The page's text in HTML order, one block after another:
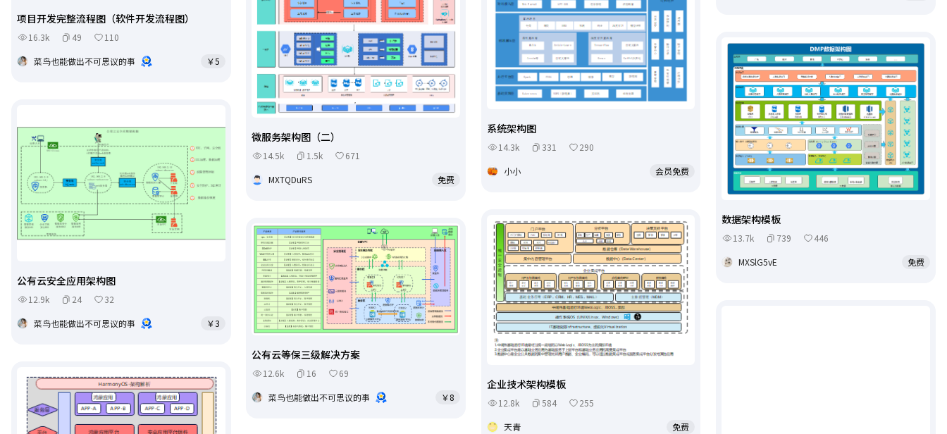
项目开发完整流程图（软件开发流程图）
16.3k 49
110
菜鸟也能做出不可思议的事
￥5
微服务架构图（二）
14.5k 1.5k
671
MXTQDuRS
免费
系统架构图
14.3k 331
290
小小
会员免费
数据架构模板
13.7k 739
446
MXSlG5vE
免费
公有云安全应用架构图
12.9k 24
32
菜鸟也能做出不可思议的事
￥3
企业技术架构模板
12.8k 584
255
天青
免费
公有云等保三级解决方案
12.6k 16
69
菜鸟也能做出不可思议的事
￥8